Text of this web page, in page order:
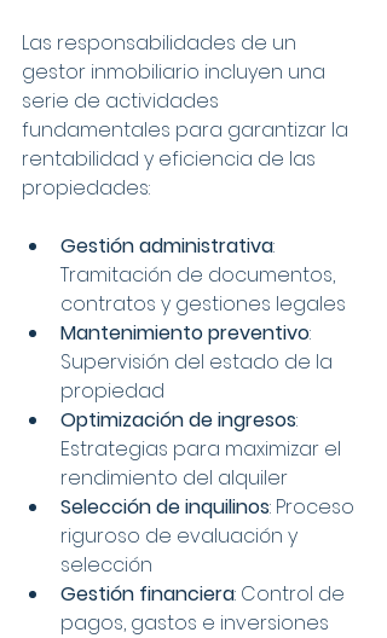
Las responsabilidades de un
gestor inmobiliario incluyen una
serie de actividades
fundamentales para garantizar la
rentabilidad y eficiencia de las
propiedades:
Gestión administrativa:
Tramitación de documentos,
contratos y gestiones legales
Mantenimiento preventivo:
Supervisión del estado de la
propiedad
Optimización de ingresos:
Estrategias para maximizar el
rendimiento del alquiler
Selección de inquilinos: Proceso
riguroso de evaluación y
selección
Gestión financiera: Control de
pagos, gastos e inversiones